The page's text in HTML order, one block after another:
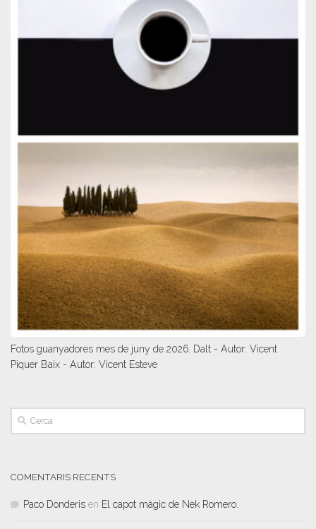
Fotos guanyadores mes de juny de 2026. Dalt - Autor: Vicent
Piquer Baix - Autor: Vicent Esteve
COMENTARIS RECENTS
Paco Donderis en El capot màgic de Nek Romero.